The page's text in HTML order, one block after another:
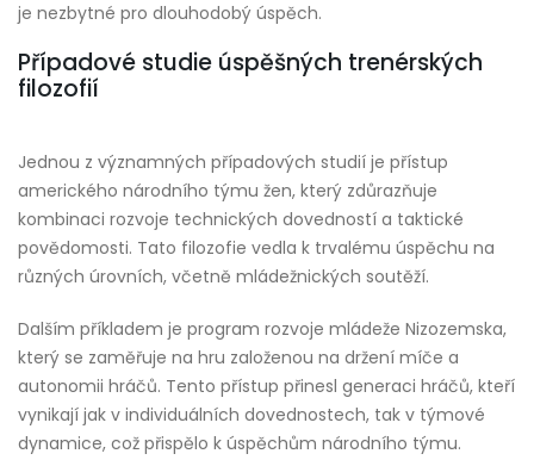
je nezbytné pro dlouhodobý úspěch.
Případové studie úspěšných trenérských
filozofií
Jednou z významných případových studií je přístup
amerického národního týmu žen, který zdůrazňuje
kombinaci rozvoje technických dovedností a taktické
povědomosti. Tato filozofie vedla k trvalému úspěchu na
různých úrovních, včetně mládežnických soutěží.
Dalším příkladem je program rozvoje mládeže Nizozemska,
který se zaměřuje na hru založenou na držení míče a
autonomii hráčů. Tento přístup přinesl generaci hráčů, kteří
vynikají jak v individuálních dovednostech, tak v týmové
dynamice, což přispělo k úspěchům národního týmu.